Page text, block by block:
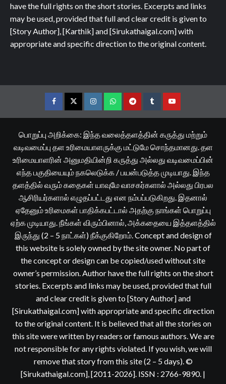
have the full rights on the short stories. Excerpts and links
may be used, provided that full and clear credit is given to
[Story Author], [Karthik] and [Sirukathaigal.com] with
appropriate and specific direction to the original content.
FacebookTwitterInstagramWhatsappTelegramTumblrYouTube
பொறுப்பு அறிக்கை: இந்த வலைத்தளத்தின் கருத்து மற்றும்
வடிவமைப்பு தள உரிமையாளருக்கு மட்டுமே சொந்தமானது. தள
உரிமையாளரின் அனுமதியின்றி கருத்து அல்லது வடிவமைப்பின்
எந்த பகுதியையும் நகலெடுக்க / பயன்படுத்த முடியாது. இந்த
தளத்தில் வரும் கதைகள் யாவுமே வாசகர்களால் அல்லது பிரபல
ஆசிரியர்களால் எழுதப்பட்டது என நம்பப்படுகிறது. இதனால்
ஏதேனும் உரிமைகள் பாதிக்கபட்டால் அதற்கு நாங்கள் பொறுப்பு
ஏற்க முடியாது. நீங்கள் விரும்பினால், அக்கதையை இத்தளத்தில்
இருந்து (2 – 5 நாட்கள்) நீக்குகிறோம். Concept and design of
this website is solely owned by the site owner. No part of
the concept or design can be copied/used without site
owner’s permission. Author have the full rights on the short
stories. Excerpts and links may be used, provided that full
and clear credit is given to [Story Author] and
[Sirukathaigal.com] with appropriate and specific direction
to the original content. It is believed that all the stories on
this site were written by readers or famous authors. We are
not responsible for any rights violated. If you wish, we will
remove that story from this site (2 – 5 days). ©
[Sirukathaigal.com], [2011-2026]. ISSN : 2766-9890. |